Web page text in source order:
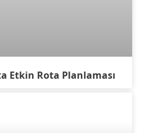
Etkin Rota Planlaması